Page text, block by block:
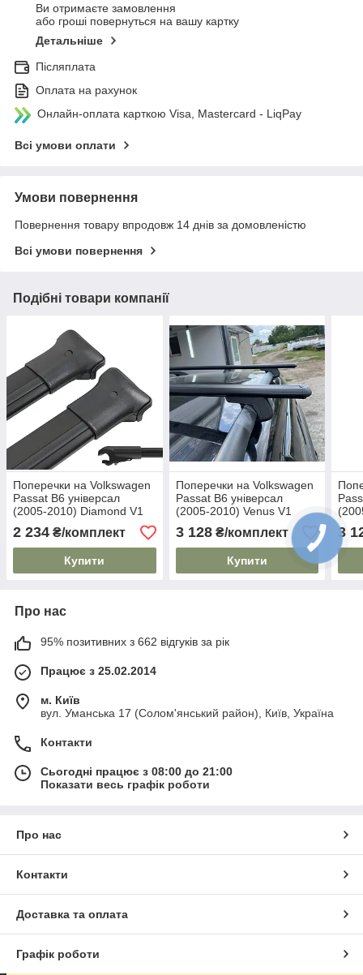
Ви отримаєте замовлення
або гроші повернуться на вашу картку
Детальніше
Післяплата
Оплата на рахунок
Онлайн-оплата карткою Visa, Mastercard - LiqPay
Всі умови оплати
Умови повернення
Повернення товару впродовж 14 днів за домовленістю
Всі умови повернення
Подібні товари компанії
Поперечки на Volkswagen
Passat B6 універсал
(2005-2010) Diamond V1
Black. На стандартні
рейлінги. Без замка. Чорні
2 234 ₴/комплект
Купити
Поперечки на Volkswagen
Passat B6 універсал
(2005-2010) Venus V1
Black. На стандартні
рейлінги. Без замка. Чорні
3 128₴/комплект
Купити
3
Про нас
95% позитивних з 662 відгуків за рік
Працює з 25.02.2014
м. Київ
вул. Уманська 17 (Солом'янський район), Київ, Україна
Контакти
Сьогодні працює з 08:00 до 21:00
Показати весь графік роботи
Про нас
Контакти
Доставка та оплата
Графік роботи